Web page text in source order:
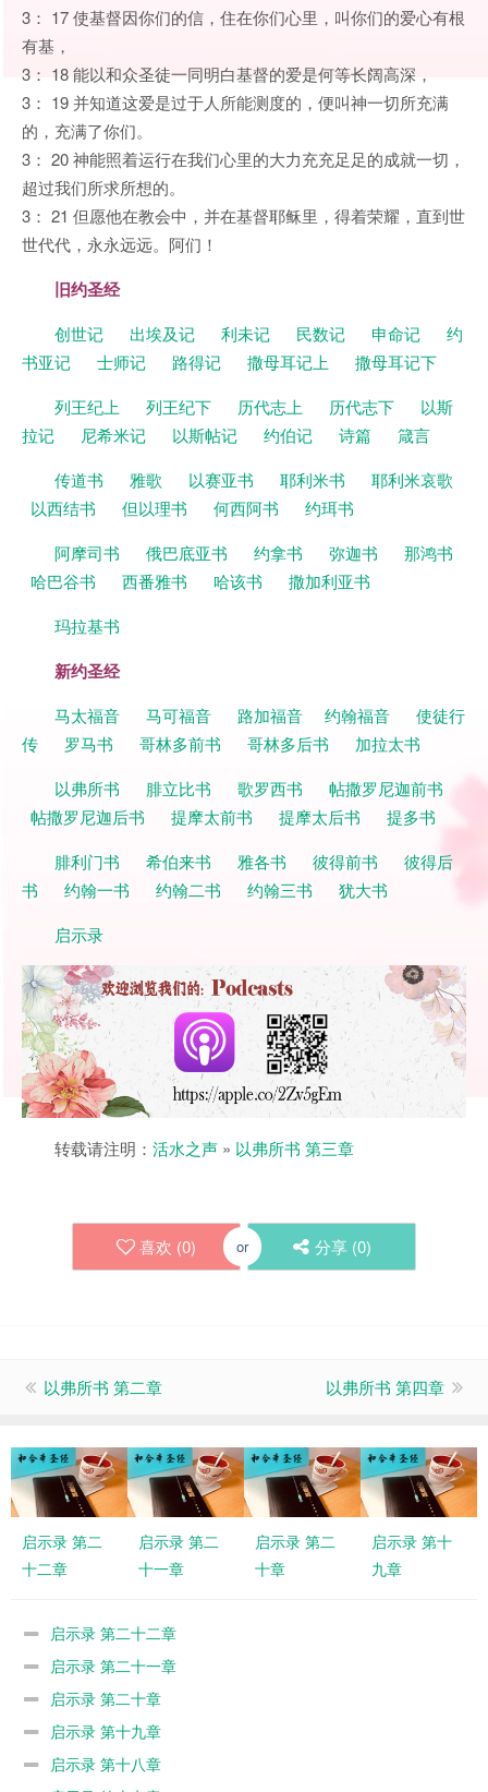
3： 17 使基督因你们的信，住在你们心里，叫你们的爱心有根
有基，
3： 18 能以和众圣徒一同明白基督的爱是何等长阔高深，
3： 19 并知道这爱是过于人所能测度的，便叫神一切所充满
的，充满了你们。
3： 20 神能照着运行在我们心里的大力充充足足的成就一切，
超过我们所求所想的。
3： 21 但愿他在教会中，并在基督耶稣里，得着荣耀，直到世
世代代，永永远远。阿们！
旧约圣经
创世记 出埃及记 利未记 民数记 申命记
约
书亚记
士师记 路得记 撒母耳记上
撒母耳记下
列王纪上
列王纪下 历代志上 历代志下
以斯
拉记
尼希米记 以斯帖记 约伯记 诗篇
箴言
传道书
雅歌 以赛亚书 耶利米书
耶利米哀歌
以西结书
但以理书 何西阿书
约珥书
阿摩司书
俄巴底亚书 约拿书 弥迦书
那鸿书
哈巴谷书
西番雅书 哈该书
撒加利亚书
玛拉基书
新约圣经
马太福音 马可福音 路加福音 约翰福音
使徒行
传
罗马书 哥林多前书 哥林多后书
加拉太书
以弗所书
腓立比书 歌罗西书
帖撒罗尼迦前书
帖撒罗尼迦后书
提摩太前书 提摩太后书
提多书
腓利门书
希伯来书 雅各书 彼得前书
彼得后
书
约翰一书 约翰二书 约翰三书
犹大书
启示录
转载请注明： 活水之声 » 以弗所书 第三章
喜欢 (0) or 分享 (0)
以弗所书 第二章 以弗所书 第四章
启示录 第二
十二章
启示录 第二
十一章
启示录 第二
十章
启示录 第十
九章
启示录 第二十二章
启示录 第二十一章
启示录 第二十章
启示录 第十九章
启示录 第十八章